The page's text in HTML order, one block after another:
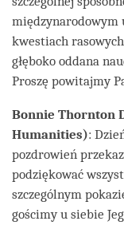
międzynarodowym
kwestiach
głęboko oddana
Proszę powitajmy
Bonnie Thornton
Humanities):
pozdrowień
podziękować
szczególnym
gościmy u siebie